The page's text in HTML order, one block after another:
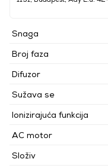
Snaga
Broj faza
Difuzor
Sužava se
Ionizirajuća funkcija
AC motor
Složiv